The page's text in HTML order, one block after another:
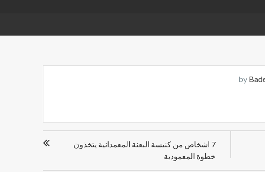
7 اشخاص من كنيسة البعنة المعمدانية يتخذون
خطوة المعمودية